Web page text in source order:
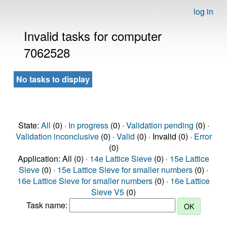
log in
Invalid tasks for computer
7062528
No tasks to display
State: All (0) · In progress(0) · Validation pending (0) ·
Validation inconclusive(0) · Valid (0) · Invalid (0) · Error
(0)
Application: All (0) · 14e Lattice Sieve (0) · 15e Lattice
Sieve (0) · 15e Lattice Sieve for smaller numbers (0) ·
16e Lattice Sieve for smaller numbers (0) · 16e Lattice
Sieve V5 (0)
Task name: